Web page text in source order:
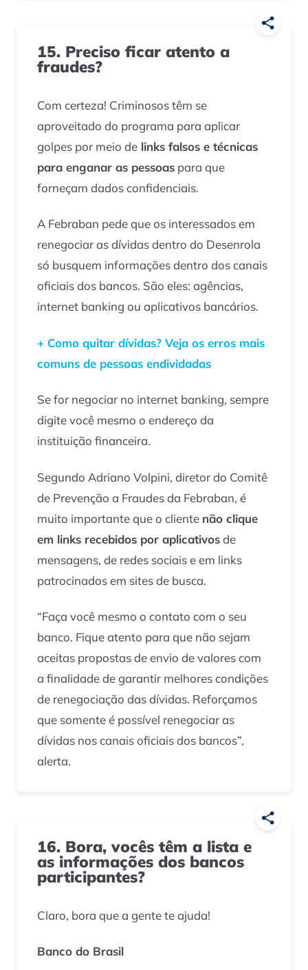
15. Preciso ficar atento a
fraudes?
Com certeza! Criminosos têm se
aproveitado do programa para aplicar
golpes por meio de links falsos e técnicas
para enganar as pessoas para que
forneçam dados confidenciais.
A Febraban pede que os interessados em
renegociar as dívidas dentro do Desenrola
só busquem informações dentro dos canais
oficiais dos bancos. São eles: agências,
internet banking ou aplicativos bancários.
+ Como quitar dívidas? Veja os erros mais
comuns de pessoas endividadas
Se for negociar no internet banking, sempre
digite você mesmo o endereço da
instituição financeira.
Segundo Adriano Volpini, diretor do Comitê
de Prevenção a Fraudes da Febraban, é
muito importante que o cliente não clique
em links recebidos por aplicativosde
mensagens, de redes sociais e em links
patrocinados em sites de busca.
“Faça você mesmo o contato com o seu
banco. Fique atento para que não sejam
aceitas propostas de envio de valores com
a finalidade de garantir melhores condições
de renegociação das dívidas. Reforçamos
que somente é possível renegociar as
dívidas nos canais oficiais dos bancos”,
alerta.
16. Bora, vocês têm a lista e
as informações dos bancos
participantes?
Claro, bora que a gente te ajuda!
Banco do Brasil